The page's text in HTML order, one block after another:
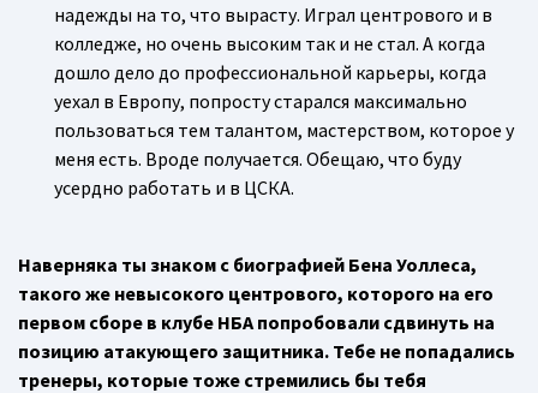
надежды на то, что вырасту. Играл центрового и в
колледже, но очень высоким так и не стал. А когда
дошло дело до профессиональной карьеры, когда
уехал в Европу, попросту старался максимально
пользоваться тем талантом, мастерством, которое у
меня есть. Вроде получается. Обещаю, что буду
усердно работать и в ЦСКА.
Наверняка ты знаком с биографией Бена Уоллеса,
такого же невысокого центрового, которого на его
первом сборе в клубе НБА попробовали сдвинуть на
позицию атакующего защитника. Тебе не попадались
тренеры, которые тоже стремились бы тебя